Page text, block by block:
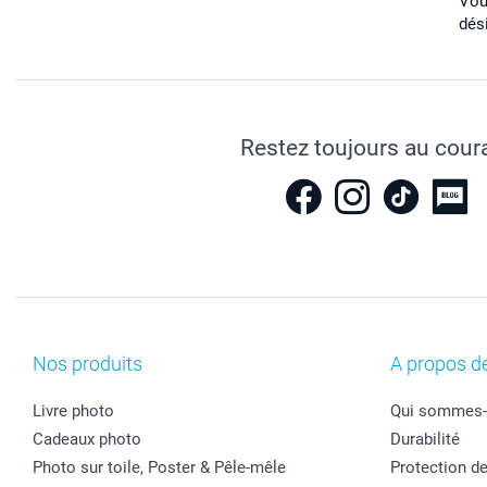
Restez toujours au
Nos produits
Livre photo
Cadeaux photo
Photo sur toile, Poster & Pêle-mêle
A propos
Qui
Durabilité
Protection